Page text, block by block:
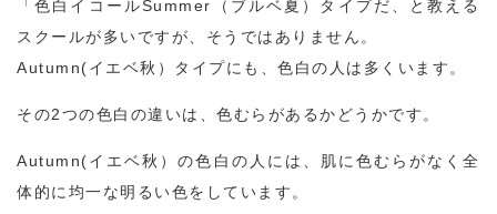
「色白イコールSummer（ブルベ夏）タイプだ、と教える
スクールが多いですが、そうではありません。
Autumn(イエベ秋）タイプにも、色白の人は多くいます。
その2つの色白の違いは、色むらがあるかどうかです。
Autumn(イエベ秋）の色白の人には、肌に色むらがなく全
体的に均一な明るい色をしています。